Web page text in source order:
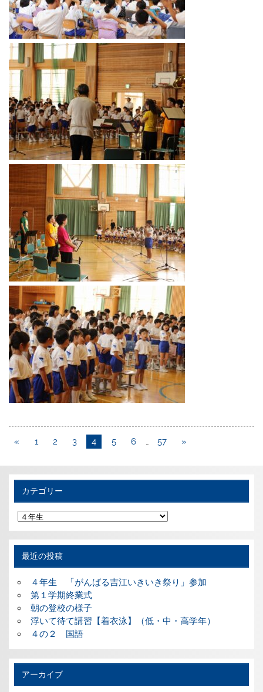
« 1 2 3 4 5 6 … 57 »
カテゴリー
カ
テ
ゴ
リ
最近の投稿
４年生 「がんばる吉江いきいき祭り」参加
第１学期終業式
朝の登校の様子
浮いて待て講習【着衣泳】（低・中・高学年）
４の２ 国語
アーカイブ